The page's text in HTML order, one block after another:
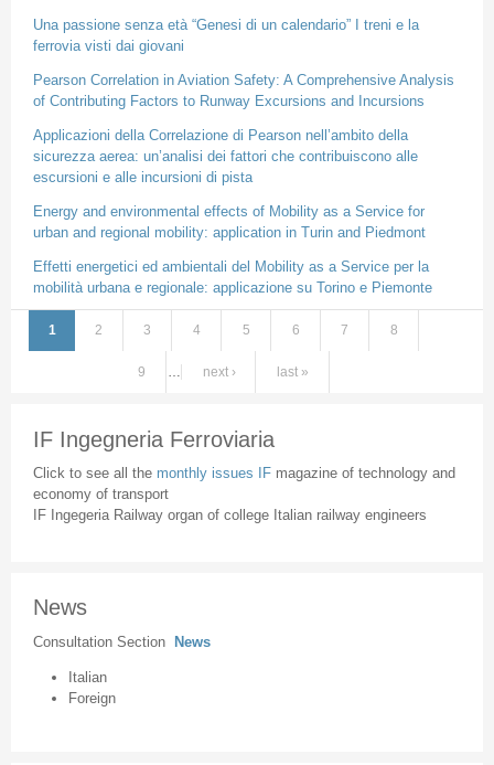
Una passione senza età “Genesi di un calendario” I treni e la
ferrovia visti dai giovani
Pearson Correlation in Aviation Safety: A Comprehensive Analysis
of Contributing Factors to Runway Excursions and Incursions
Applicazioni della Correlazione di Pearson nell’ambito della
sicurezza aerea: un’analisi dei fattori che contribuiscono alle
escursioni e alle incursioni di pista
Energy and environmental effects of Mobility as a Service for
urban and regional mobility: application in Turin and Piedmont
Effetti energetici ed ambientali del Mobility as a Service per la
mobilità urbana e regionale: applicazione su Torino e Piemonte
Pages
1 2 3 4 5 6 7 8
9 … next › last »
IF Ingegneria Ferroviaria
Click to see all the monthly issues IF magazine of technology and
economy of transport
IF Ingegeria Railway organ of college Italian railway engineers
News
Consultation Section News
Italian
Foreign